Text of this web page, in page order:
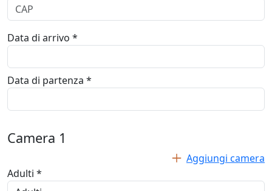
Data di arrivo *
Data di partenza *
Camera 1
Aggiungi camera
Adulti *